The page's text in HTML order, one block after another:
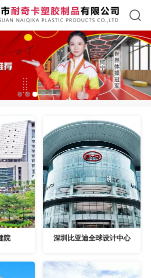
院 深圳比亚迪全球设计中心